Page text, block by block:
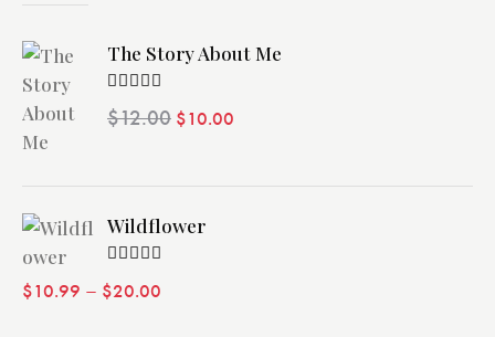
The Story About Me
Valorado
con4.00
$12.00 $10.00
Wildflower
con4.00
$10.99 – $20.00